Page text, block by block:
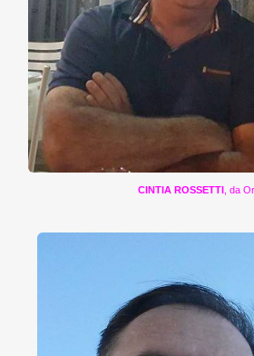
CINTIA ROSSETTI, da